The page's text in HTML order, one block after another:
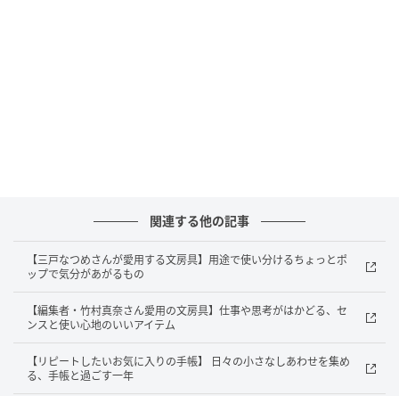
チェックが増えるたび、うれしくなる
毎日続けていると、チェックの数が増え、達成感があ
りました。
そして「明日もがんばるぞ〜」とモチベーションも上
がります。
関連する他の記事
【三戸なつめさんが愛用する文房具】用途で使い分けるちょっとポ
ップで気分があがるもの
【編集者・竹村真奈さん愛用の文房具】仕事や思考がはかどる、セ
ンスと使い心地のいいアイテム
【リピートしたいお気に入りの手帳】 日々の小さなしあわせを集め
る、手帳と過ごす一年